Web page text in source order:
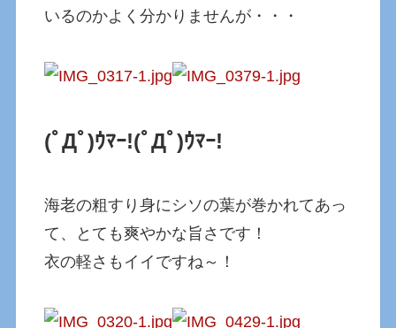
いるのかよく分かりませんが・・・
(ﾟДﾟ)ｳﾏｰ!(ﾟДﾟ)ｳﾏｰ!
海老の粗すり身にシソの葉が巻かれてあっ
て、とても爽やかな旨さです！
衣の軽さもイイですね～！